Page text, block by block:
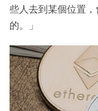
些人去到某個位置
的。」